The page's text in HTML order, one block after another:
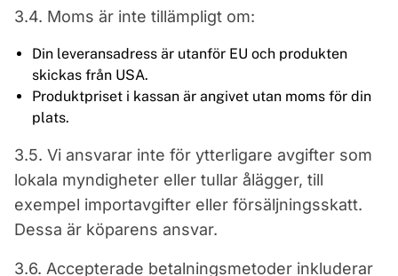
3.4. Moms är inte tillämpligt om:
Din leveransadress är utanför EU och produkten
skickas från USA.
Produktpriset i kassan är angivet utan moms för din
plats.
3.5. Vi ansvarar inte för ytterligare avgifter som
lokala myndigheter eller tullar ålägger, till
exempel importavgifter eller försäljningsskatt.
Dessa är köparens ansvar.
3.6. Accepterade betalningsmetoder inkluderar